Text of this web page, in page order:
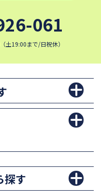
061
土19:00まで/日祝休）
探す